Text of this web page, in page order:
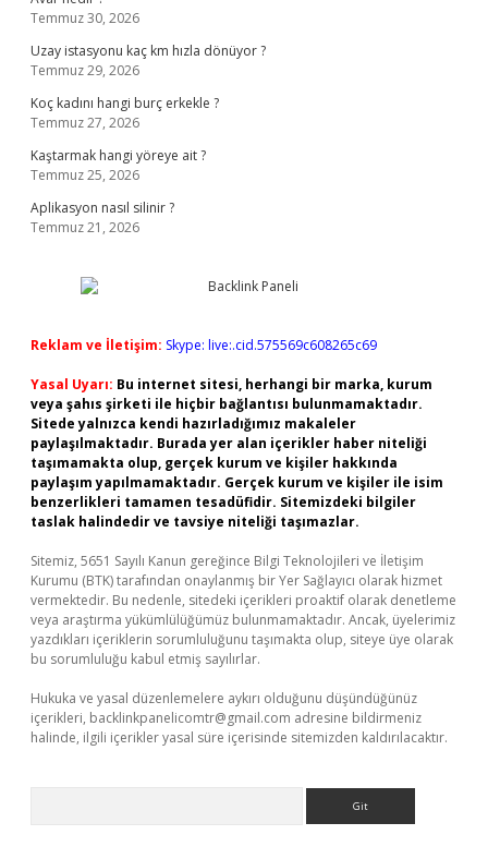
Temmuz 30, 2026
Uzay istasyonu kaç km hızla dönüyor ?
Temmuz 29, 2026
Koç kadını hangi burç erkekle ?
Temmuz 27, 2026
Kaştarmak hangi yöreye ait ?
Temmuz 25, 2026
Aplikasyon nasıl silinir ?
Temmuz 21, 2026
Reklam ve İletişim: Skype: live:.cid.575569c608265c69
Yasal Uyarı: Bu internet sitesi, herhangi bir marka, kurum
veya şahıs şirketi ile hiçbir bağlantısı bulunmamaktadır.
Sitede yalnızca kendi hazırladığımız makaleler
paylaşılmaktadır. Burada yer alan içerikler haber niteliği
taşımamakta olup, gerçek kurum ve kişiler hakkında
paylaşım yapılmamaktadır. Gerçek kurum ve kişiler ile isim
benzerlikleri tamamen tesadüfidir. Sitemizdeki bilgiler
taslak halindedir ve tavsiye niteliği taşımazlar.
Sitemiz, 5651 Sayılı Kanun gereğince Bilgi Teknolojileri ve İletişim
Kurumu (BTK) tarafından onaylanmış bir Yer Sağlayıcı olarak hizmet
vermektedir. Bu nedenle, sitedeki içerikleri proaktif olarak denetleme
veya araştırma yükümlülüğümüz bulunmamaktadır. Ancak, üyelerimiz
yazdıkları içeriklerin sorumluluğunu taşımakta olup, siteye üye olarak
bu sorumluluğu kabul etmiş sayılırlar.
Hukuka ve yasal düzenlemelere aykırı olduğunu düşündüğünüz
içerikleri, backlinkpanelicomtr@gmail.com adresine bildirmeniz
halinde, ilgili içerikler yasal süre içerisinde sitemizden kaldırılacaktır.